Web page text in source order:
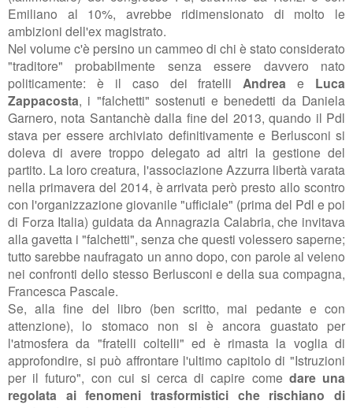
Emiliano al 10%, avrebbe ridimensionato di molto le
ambizioni dell'ex magistrato.
Nel volume c'è persino un cammeo di chi è stato considerato
"traditore" probabilmente senza essere davvero nato
politicamente: è il caso dei fratelli Andrea e Luca
Zappacosta, i "falchetti" sostenuti e benedetti da Daniela
Garnero, nota Santanchè dalla fine del 2013, quando il Pdl
stava per essere archiviato definitivamente e Berlusconi si
doleva di avere troppo delegato ad altri la gestione del
partito. La loro creatura, l'associazione Azzurra libertà varata
nella primavera del 2014, è arrivata però presto allo scontro
con l'organizzazione giovanile "ufficiale" (prima del Pdl e poi
di Forza Italia) guidata da Annagrazia Calabria, che invitava
alla gavetta i "falchetti", senza che questi volessero saperne;
tutto sarebbe naufragato un anno dopo, con parole al veleno
nei confronti dello stesso Berlusconi e della sua compagna,
Francesca Pascale.
Se, alla fine del libro (ben scritto, mai pedante e con
attenzione), lo stomaco non si è ancora guastato per
l'atmosfera da "fratelli coltelli" ed è rimasta la voglia di
approfondire, si può affrontare l'ultimo capitolo di "Istruzioni
per il futuro", con cui si cerca di capire come dare una
regolata ai fenomeni trasformistici che rischiano di